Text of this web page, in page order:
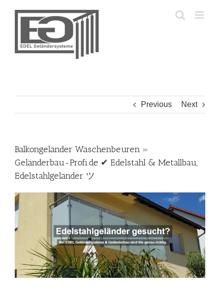
Previous Next
Balkongeländer Wäschenbeuren »
Geländerbau-Profi.de ✔ Edelstahl & Metallbau,
Edelstahlgeländer ツ